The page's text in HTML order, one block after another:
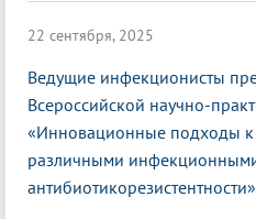
22 сентября, 2025
Ведущие инфекционисты
Всероссийской научно-
«Инновационные подходы к
различными
антибиотикорезистентности»